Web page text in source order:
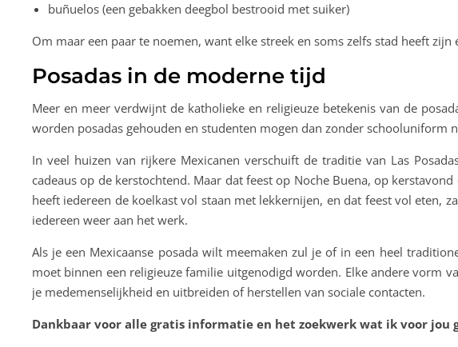
buñuelos (een gebakken deegbol bestrooid met suiker)
Om maar een paar te noemen, want elke streek en soms zelfs stad heeft zijn
Posadas in de moderne tijd
Meer en meer verdwijnt de katholieke en religieuze betekenis van de
worden posadas gehouden en studenten mogen dan zonder schooluniform
In veel huizen van rijkere Mexicanen verschuift de traditie van Las
cadeaus op de kerstochtend. Maar dat feest op Noche Buena, op
heeft iedereen de koelkast vol staan met lekkernijen, en dat feest vol eten,
iedereen weer aan het werk.
Als je een Mexicaanse posada wilt meemaken zul je of in een heel
moet binnen een religieuze familie uitgenodigd worden. Elke andere vorm
je medemenselijkheid en uitbreiden of herstellen van sociale contacten.
Dankbaar voor alle gratis informatie en het zoekwerk wat ik voor jou